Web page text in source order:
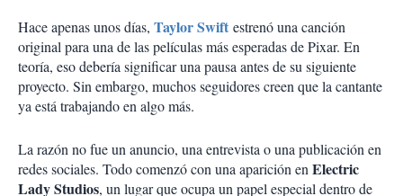
Hace apenas unos días, Taylor Swift estrenó una canción
original para una de las películas más esperadas de Pixar. En
teoría, eso debería significar una pausa antes de su siguiente
proyecto. Sin embargo, muchos seguidores creen que la cantante
ya está trabajando en algo más.
La razón no fue un anuncio, una entrevista o una publicación en
redes sociales. Todo comenzó con una aparición enElectric
Lady Studios, un lugar que ocupa un papel especial dentro de